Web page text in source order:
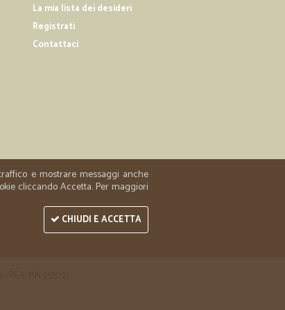
fino adesso
La mia lista dei desideri
Registrati
Contattaci
e mostrare messaggi anche
cliccando Accetta. Per maggiori
CHIUDI E ACCETTA